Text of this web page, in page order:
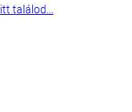
itt találod...